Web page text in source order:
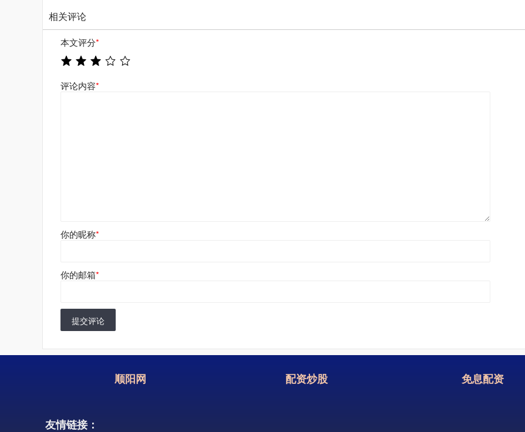
相关评论
本文评分*
评论内容*
你的昵称*
你的邮箱*
提交评论
顺阳网 配资炒股 免息配资
友情链接：